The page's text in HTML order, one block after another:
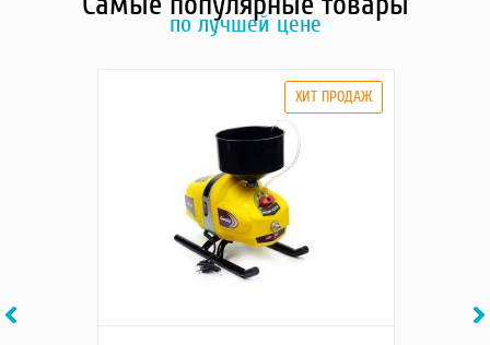
по лучшей цене
Previous